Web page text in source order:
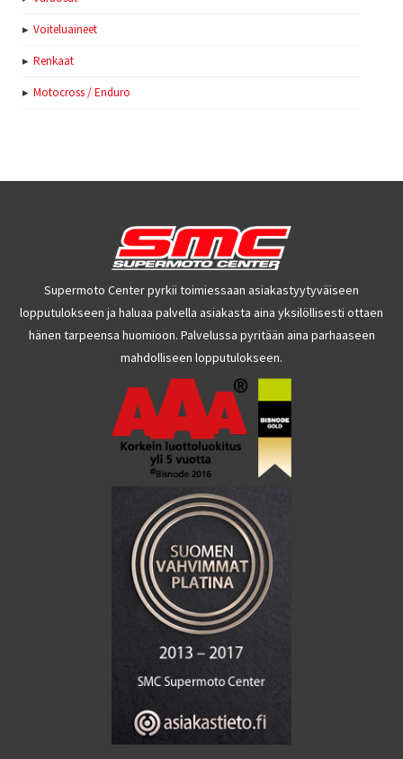
Voiteluaineet
Renkaat
Motocross / Enduro
Supermoto Center pyrkii toimiessaan asiakastyytyväiseen
lopputulokseen ja haluaa palvella asiakasta aina yksilöllisesti ottaen
hänen tarpeensa huomioon. Palvelussa pyritään aina parhaaseen
mahdolliseen lopputulokseen.